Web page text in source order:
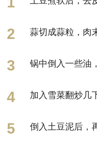
蒜切成蒜粒，肉
锅中倒入一些油
加入雪菜翻炒几
倒入土豆泥后，